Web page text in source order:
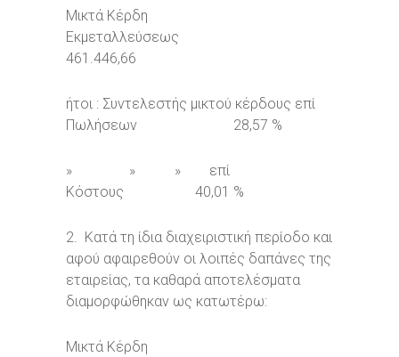
Μικτά Κέρδη
Εκμεταλλεύσεως
461.446,66
ήτοι : Συντελεστής μικτού κέρδους επί
Πωλήσεων 28,57 %
» » » επί
Κόστους 40,01 %
2. Κατά τη ίδια διαχειριστική περίοδο και
αφού αφαιρεθούν οι λοιπές δαπάνες της
εταιρείας, τα καθαρά αποτελέσματα
διαμορφώθηκαν ως κατωτέρω:
Μικτά Κέρδη